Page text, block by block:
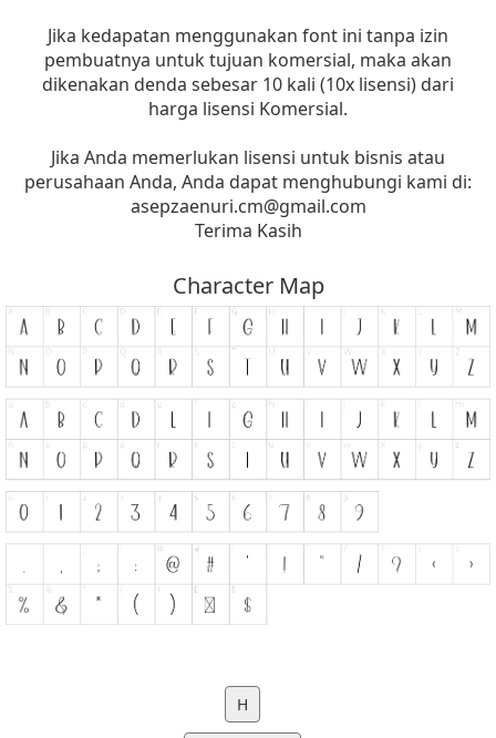
Jika kedapatan menggunakan font ini tanpa izin
pembuatnya untuk tujuan komersial, maka akan
dikenakan denda sebesar 10 kali (10x lisensi) dari
harga lisensi Komersial.
Jika Anda memerlukan lisensi untuk bisnis atau
perusahaan Anda, Anda dapat menghubungi kami di:
asepzaenuri.cm@gmail.com
Terima Kasih
Character Map
H